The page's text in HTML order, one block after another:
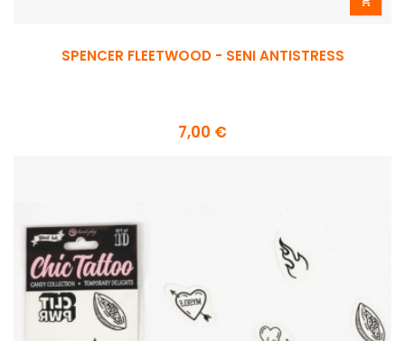
SPENCER FLEETWOOD - SENI ANTISTRESS
7,00 €